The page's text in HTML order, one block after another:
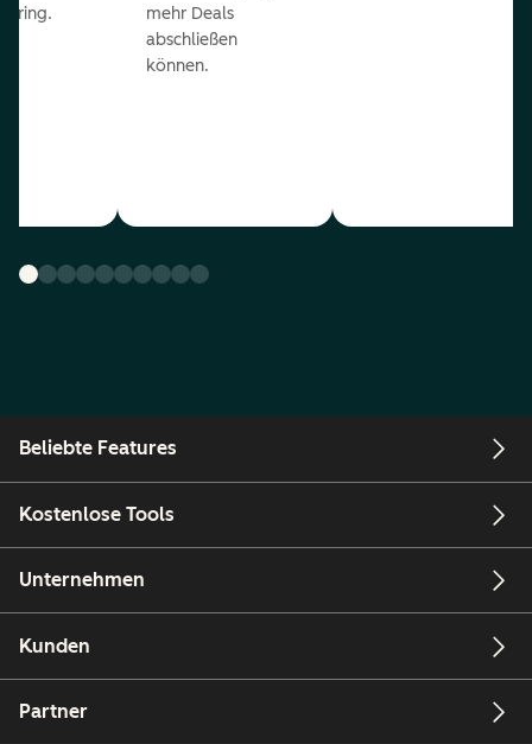
mehr Deals
abschließen
können.
Beliebte Features
Kostenlose Tools
Unternehmen
Kunden
Partner